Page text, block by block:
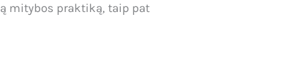
mitybos praktiką, taip pat